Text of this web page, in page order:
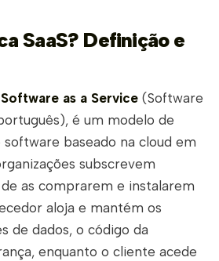
SaaS? Definição e
Software as a Service (Software
é um modelo de
baseado na cloud em
subscrevem
as comprarem e instalarem
aloja e mantém os
de dados, o código da
enquanto o cliente acede